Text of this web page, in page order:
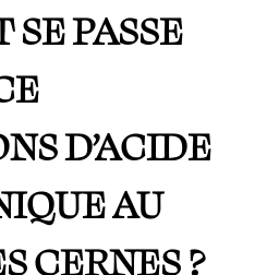
PASSE
D’ACIDE
AU
CERNES ?